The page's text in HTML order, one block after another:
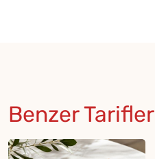
Benzer Tarifler